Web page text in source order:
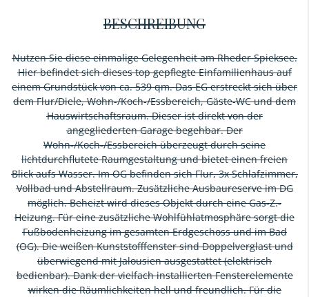
BESCHREIBUNG
Nutzen Sie diese einmalige Gelegenheit am Rheder Spieksee.
Hier befindet sich dieses top gepflegte Einfamilienhaus auf
einem Grundstück von ca. 539 qm. Das EG erstreckt sich über
dem Flur/Diele, Wohn-/Koch-/Essbereich, Gäste-WC und dem
Hauswirtschaftsraum. Dieser ist direkt von der
angegliederten Garage begehbar. Der
Wohn-/Koch-/Essbereich überzeugt durch seine
lichtdurchflutete Raumgestaltung und bietet einen freien
Blick aufs Wasser. Im OG befinden sich Flur, 3x Schlafzimmer,
Vollbad und Abstellraum. Zusätzliche Ausbaureserve im DG
möglich. Beheizt wird dieses Objekt durch eine Gas-Z.-
Heizung. Für eine zusätzliche Wohlfühlatmosphäre sorgt die
Fußbodenheizung im gesamten Erdgeschoss und im Bad
(OG). Die weißen Kunststofffenster sind Doppelverglast und
überwiegend mit Jalousien ausgestattet (elektrisch
bedienbar). Dank der vielfach installierten Fensterelemente
wirken die Räumlichkeiten hell und freundlich. Für die